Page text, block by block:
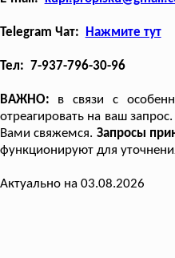
Telegram Чат: Нажмите тут
Тел: 7-937-796-30-96
ВАЖНО: в связи с
отреагировать на ваш
Вами свяжемся. Запросы
функционируют для
Актуально на 03.08.2026